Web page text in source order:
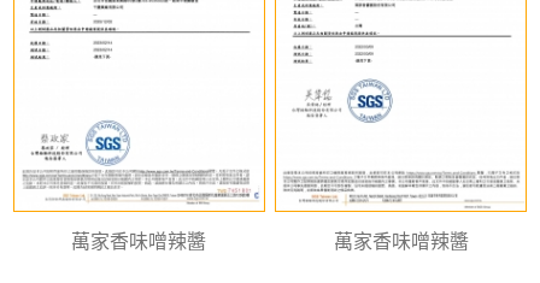
萬家香味噌辣醬 萬家香味噌辣醬